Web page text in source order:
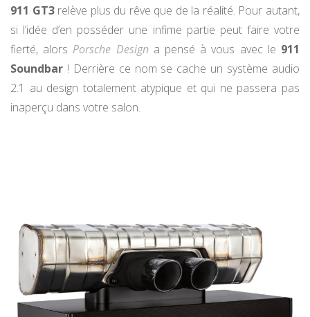
911 GT3relève plus du rêve que de la réalité. Pour autant,
si l’idée d’en posséder une infime partie peut faire votre
fierté, alors Porsche Designa pensé à vous avec le 911
Soundbar ! Derrière ce nom se cache un système audio
2.1 au design totalement atypique et qui ne passera pas
inaperçu dans votre salon.